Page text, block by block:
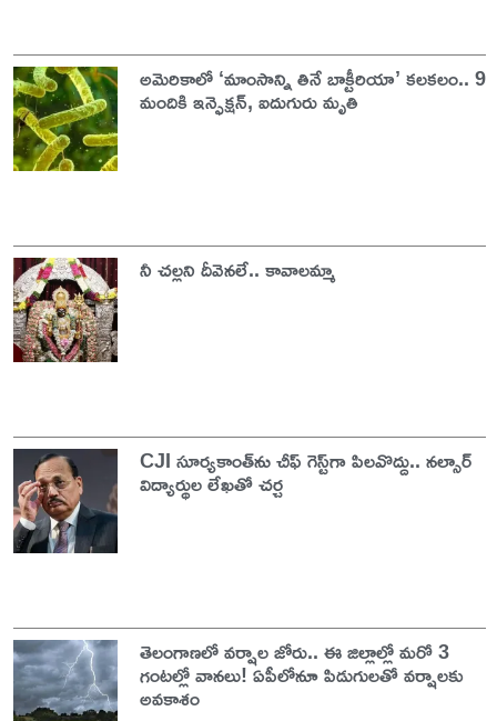
అమెరికాలో ‘మాంసాన్ని తినే బాక్టీరియా’ కలకలం.. 9
మందికి ఇన్ఫెక్షన్, ఐదుగురు మృతి
నీ చల్లని దీవెనలే.. కావాలమ్మా
CJI సూర్యకాంత్‌ను చీఫ్‌ గెస్ట్‌గా పిలవొద్దు.. నల్సార్
విద్యార్థుల లేఖతో చర్చ
తెలంగాణలో వర్షాల జోరు.. ఈ జిల్లాల్లో మరో 3
గంటల్లో వానలు! ఏపీలోనూ పిడుగులతో వర్షాలకు
అవకాశం